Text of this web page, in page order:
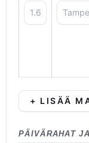
+ LISÄÄ
PÄIVÄRAHAT